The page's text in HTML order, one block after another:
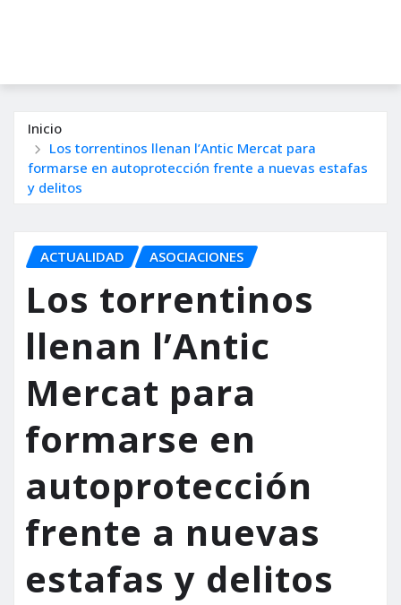
Inicio
Los torrentinos llenan l’Antic Mercat para
formarse en autoprotección frente a nuevas estafas
y delitos
ACTUALIDAD ASOCIACIONES
Los torrentinos
llenan l’Antic
Mercat para
formarse en
autoprotección
frente a nuevas
estafas y delitos